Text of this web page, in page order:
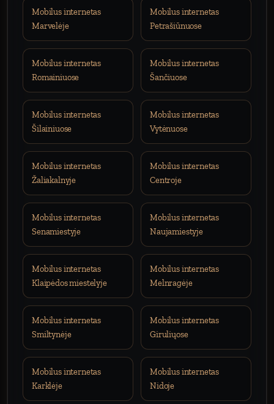
Mobilus internetas
Marvelėje
Mobilus internetas
Petrašiūnuose
Mobilus internetas
Romainiuose
Mobilus internetas
Šančiuose
Mobilus internetas
Šilainiuose
Mobilus internetas
Vytėnuose
Mobilus internetas
Žaliakalnyje
Mobilus internetas
Centroje
Mobilus internetas
Senamiestyje
Mobilus internetas
Naujamiestyje
Mobilus internetas
Klaipėdos miestelyje
Mobilus internetas
Melnragėje
Mobilus internetas
Smiltynėje
Mobilus internetas
Giruliųose
Mobilus internetas
Karklėje
Mobilus internetas
Nidoje